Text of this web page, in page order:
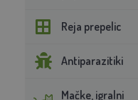
Reja prepelic
Antiparazitiki
Mačke, igralni